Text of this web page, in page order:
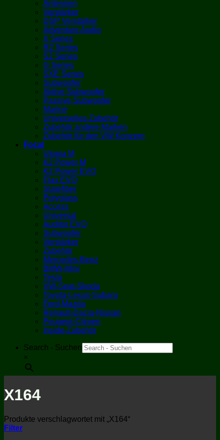
Antennen
Verstärker
DSP Verstärker
Adventure Audio
X Series
R2 Series
S2 Series
G Series
SXE Series
Subwoofer
Aktive Subwoofer
Passive Subwoofer
Marine
Universelles Zubehör
Zubehör andere Marken
Zubehör für den VW Konzern
Focal
Utopia M
K2 Power M
K2 Power EVO
Flax EVO
Slatefiber
Polyglass
Access
Universal
Auditor EVO
Subwoofer
Verstärker
Zubehör
Mercedes-Benz
BMW-Mini
Tesla
VW-Seat-Skoda
Toyota-Lexus-Subaru
Ford-Mazda
Renault-Dacia-Nissan
Peugeot-Citroen
Inside-Zubehör
Search - Suchen
×
X164
Produkte verschlagwortet mit „X164“
Filter